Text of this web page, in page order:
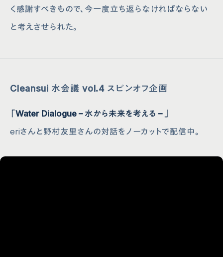
く感謝すべきもので、今一度立ち返らなければならない
と考えさせられた。
Cleansui 水会議 vol.4 スピンオフ企画
「Water Dialogue – 水から未来を考える – 」
eriさんと野村友里さんの対話をノーカットで配信中。